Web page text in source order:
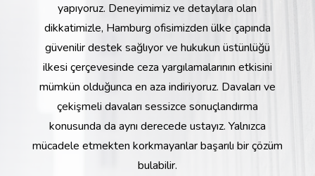
yapıyoruz. Deneyimimiz ve detaylara olan
dikkatimizle, Hamburg ofisimizden ülke çapında
güvenilir destek sağlıyor ve hukukun üstünlüğü
ilkesi çerçevesinde ceza yargılamalarının etkisini
mümkün olduğunca en aza indiriyoruz. Davaları ve
çekişmeli davaları sessizce sonuçlandırma
konusunda da aynı derecede ustayız. Yalnızca
mücadele etmekten korkmayanlar başarılı bir çözüm
bulabilir.